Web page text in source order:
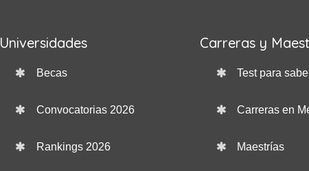
Universidades
Becas
Convocatorias 2026
Rankings 2026
Carreras y
Test para
Carreras en
Maestrías